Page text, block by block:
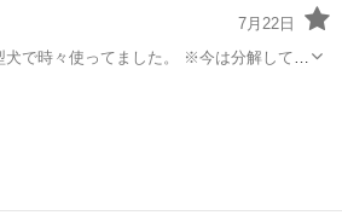
7月22日
犬で時々使ってました。 ※今は分解して各